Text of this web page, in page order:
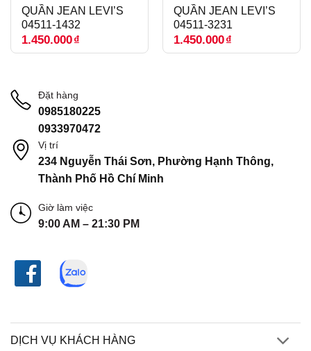
QUẦN JEAN LEVI’S
04511-1432
1.450.000₫
QUẦN JEAN LEVI’S
04511-3231
1.450.000₫
Đặt hàng
0985180225
0933970472
Vị trí
234 Nguyễn Thái Sơn, Phường Hạnh Thông,
Thành Phố Hồ Chí Minh
Giờ làm việc
9:00 AM – 21:30 PM
DỊCH VỤ KHÁCH HÀNG